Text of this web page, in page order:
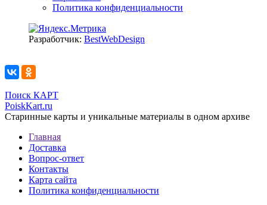
Политика конфиденциальности
Разработчик: BestWebDesign
Поиск КАРТ
PoiskKart.ru
Старинные карты и уникальные материалы в одном архиве
Главная
Доставка
Вопрос-ответ
Контакты
Карта сайта
Политика конфиденциальности